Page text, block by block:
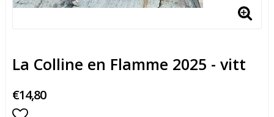
La Colline en Flamme 2025 - vitt
€14,80